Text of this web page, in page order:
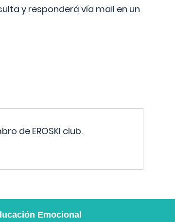
y responderá vía mail en un
de EROSKI club.
Emocional